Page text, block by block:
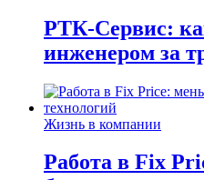
РТК-Сервис:
инженером за
Жизнь в компании
Работа в Fix